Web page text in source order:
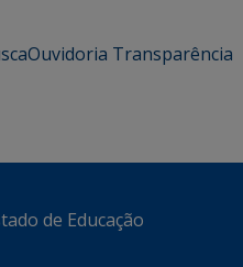
Ouvidoria Transparência
de Educação